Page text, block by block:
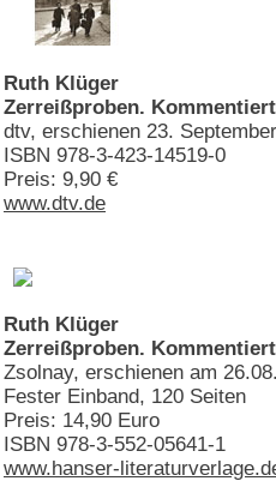
Ruth Klüger
Zerreißproben.
dtv, erschienen 23.
ISBN 978-3-423-14519-0
Preis: 9,90 €
www.dtv.de
Ruth Klüger
Zerreißproben.
Zsolnay, erschienen am
Fester Einband, 120 Seiten
Preis: 14,90 Euro
ISBN 978-3-552-05641-1
www.hanser-